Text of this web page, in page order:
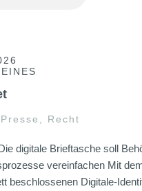
Presse Recht
digitale Brieftasche soll
vereinfachen Mit
beschlossenen Digitale-